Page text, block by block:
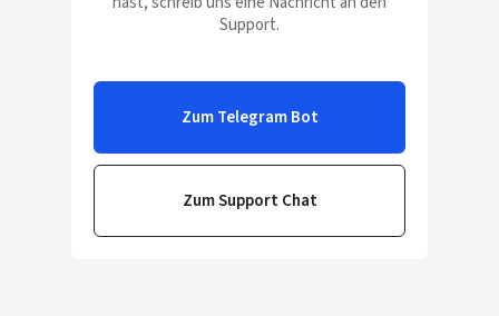
Support.
Zum Support Chat
Zum Telegram Bot